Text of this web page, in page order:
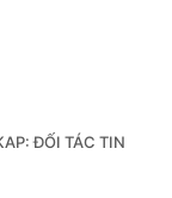
ĐỐI TÁC TIN